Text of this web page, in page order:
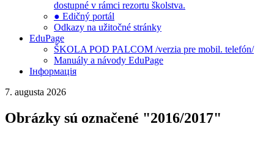
dostupné v rámci rezortu školstva.
● Edičný portál
Odkazy na užitočné stránky
EduPage
ŠKOLA POD PALCOM /verzia pre mobil. telefón/
Manuály a návody EduPage
Інформація
7. augusta 2026
Obrázky sú označené "2016/2017"